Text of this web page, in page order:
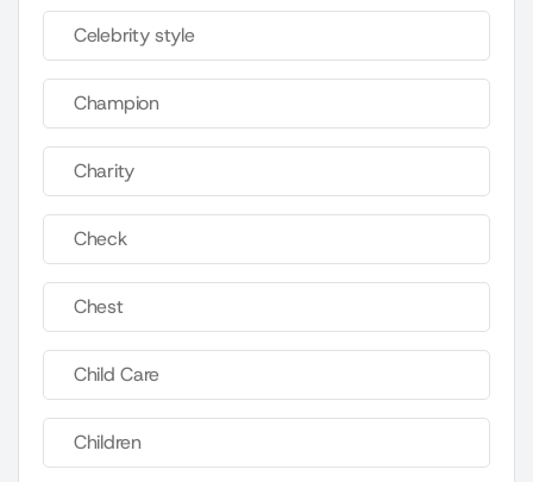
Celebrity style
Champion
Charity
Check
Chest
Child Care
Children